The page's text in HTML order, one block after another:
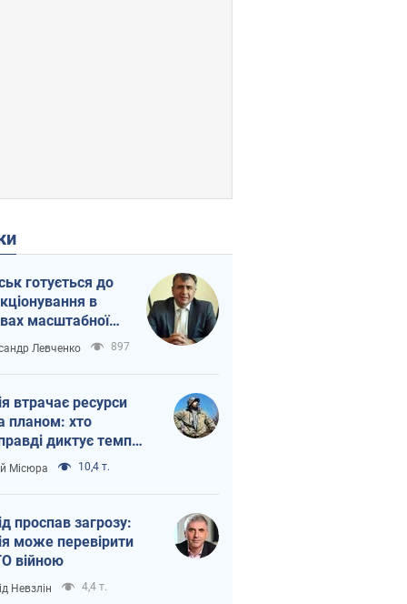
готується до
в
масштабної
кризи
Левченко 897
втрачає ресурси
планом: хто
диктує темп
Місюра 10,4 т.
проспав загрозу:
може перевірити
війною
Невзлін 4,4 т.